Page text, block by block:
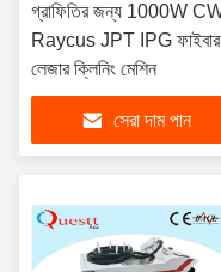
গ্রাফিতির জন্য 1000W
Raycus JPT IPG ফাইবার
লেজার ক্লিনিং মেশিন
সেরা দাম পান